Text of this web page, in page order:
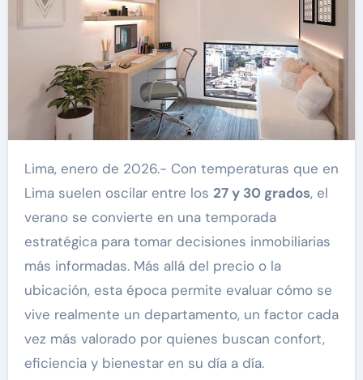
Lima, enero de 2026.- Con temperaturas que en
Lima suelen oscilar entre los 27 y 30 grados, el
verano se convierte en una temporada
estratégica para tomar decisiones inmobiliarias
más informadas. Más allá del precio o la
ubicación, esta época permite evaluar cómo se
vive realmente un departamento, un factor cada
vez más valorado por quienes buscan confort,
eficiencia y bienestar en su día a día.